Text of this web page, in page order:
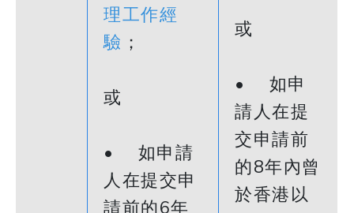
理工作經
驗 ；
或
• 如申請
人在提交申
請前的6年
或
• 如申
請人在提
交申請前
的8年內曾
於香港以